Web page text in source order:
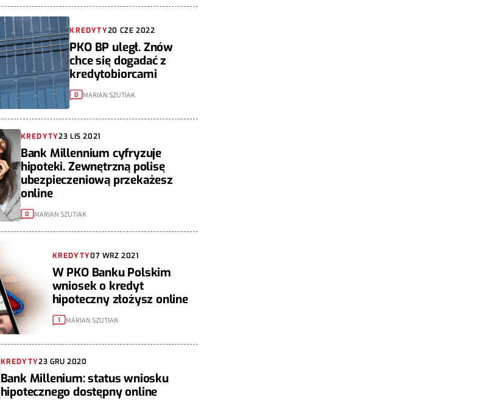
KREDYTY20 CZE 2022
PKO BP uległ. Znów
chce się dogadać z
kredytobiorcami
0 MARIAN SZUTIAK
KREDYTY23 LIS 2021
Bank Millennium cyfryzuje
hipoteki. Zewnętrzną polisę
ubezpieczeniową przekażesz
online
0 MARIAN SZUTIAK
KREDYTY07 WRZ 2021
W PKO Banku Polskim
wniosek o kredyt
hipoteczny złożysz online
1 MARIAN SZUTIAK
KREDYTY23 GRU 2020
Bank Millenium: status wniosku
hipotecznego dostępny online